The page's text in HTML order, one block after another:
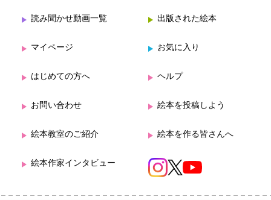
読み聞かせ動画一覧 出版された絵本
マイページ お気に入り
はじめての方へ ヘルプ
お問い合わせ 絵本を投稿しよう
絵本教室のご紹介 絵本を作る皆さんへ
絵本作家インタビュー